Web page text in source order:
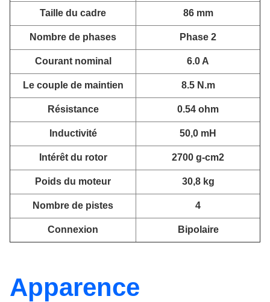
Taille du cadre 86 mm
Nombre de phases Phase 2
Courant nominal 6.0 A
Le couple de maintien 8.5 N.m
Résistance 0.54 ohm
Inductivité 50,0 mH
Intérêt du rotor 2700 g-cm2
Poids du moteur 30,8 kg
Nombre de pistes 4
Connexion Bipolaire
Apparence